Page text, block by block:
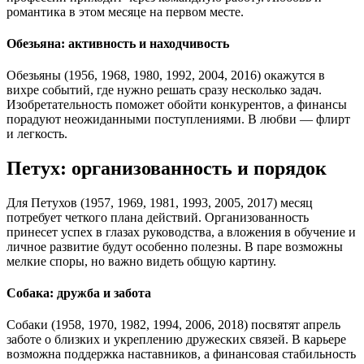
романтика в этом месяце на первом месте.
Обезьяна: активность и находчивость
Обезьяны (1956, 1968, 1980, 1992, 2004, 2016) окажутся в
вихре событий, где нужно решать сразу несколько задач.
Изобретательность поможет обойти конкурентов, а финансы
порадуют неожиданными поступлениями. В любви — флирт
и легкость.
Петух: организованность и порядок
Для Петухов (1957, 1969, 1981, 1993, 2005, 2017) месяц
потребует четкого плана действий. Организованность
принесет успех в глазах руководства, а вложения в обучение и
личное развитие будут особенно полезны. В паре возможны
мелкие споры, но важно видеть общую картину.
Собака: дружба и забота
Собаки (1958, 1970, 1982, 1994, 2006, 2018) посвятят апрель
заботе о близких и укреплению дружеских связей. В карьере
возможна поддержка наставников, а финансовая стабильность